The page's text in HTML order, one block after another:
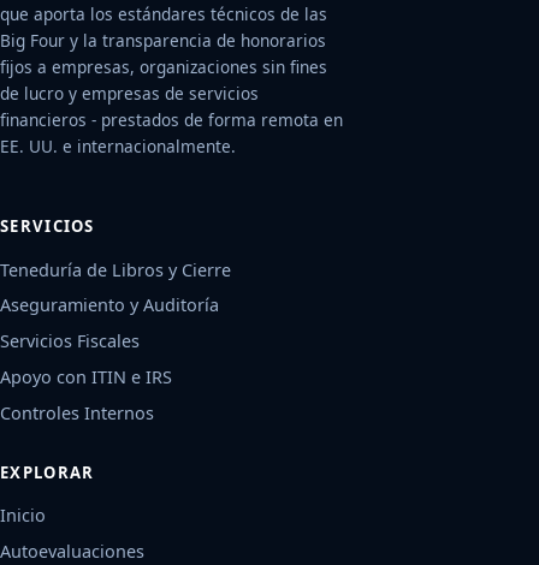
que aporta los estándares técnicos de las
Big Four y la transparencia de honorarios
fijos a empresas, organizaciones sin fines
de lucro y empresas de servicios
financieros - prestados de forma remota en
EE. UU. e internacionalmente.
SERVICIOS
Teneduría de Libros y Cierre
Aseguramiento y Auditoría
Servicios Fiscales
Apoyo con ITIN e IRS
Controles Internos
EXPLORAR
Inicio
Autoevaluaciones